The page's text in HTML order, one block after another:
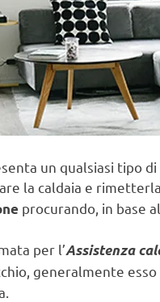
un qualsiasi tipo
la caldaia e
procurando, in base
per l’Assistenza
generalmente